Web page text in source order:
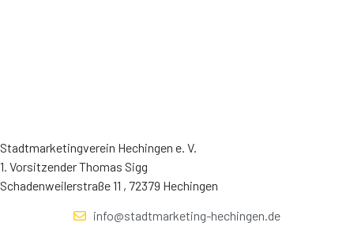
Stadtmarketingverein Hechingen e. V.
1. Vorsitzender Thomas Sigg
Schadenweilerstraße 11 , 72379 Hechingen
info@stadtmarketing-hechingen.de